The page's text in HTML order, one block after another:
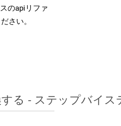
のapiリファ
さい。
る - ステップバイ